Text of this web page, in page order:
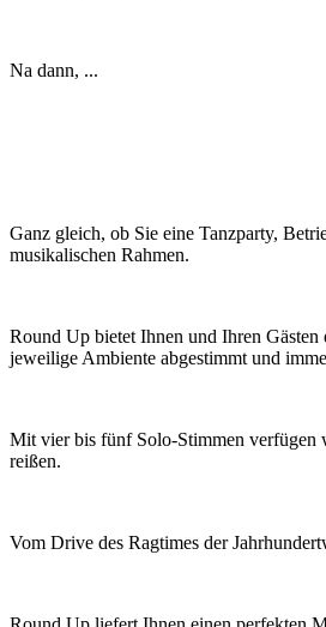
Na dann, ...
Ganz gleich, ob Sie eine Tanzparty,
musikalischen Rahmen.
Round Up bietet Ihnen und Ihren
jeweilige Ambiente abgestimmt und
Mit vier bis fünf Solo-Stimmen verfügen
reißen.
Vom Drive des Ragtimes der